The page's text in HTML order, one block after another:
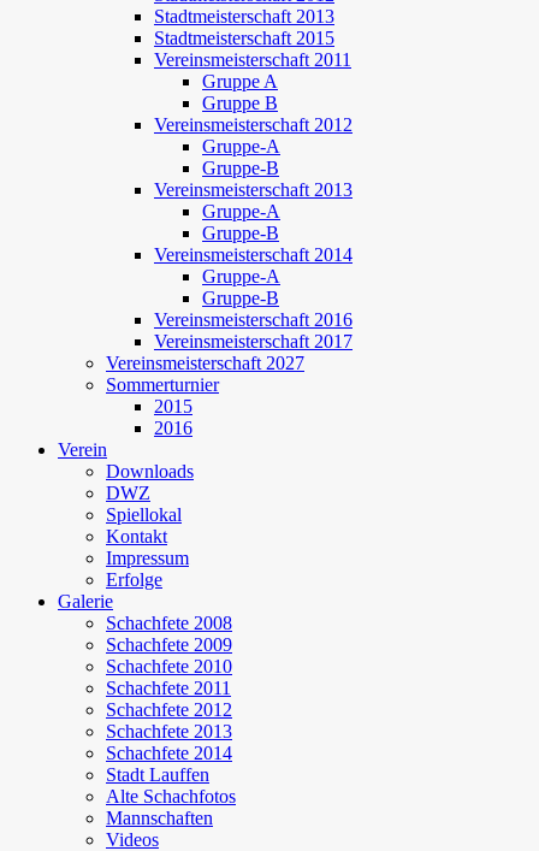
Stadtmeisterschaft 2013
Stadtmeisterschaft 2015
Vereinsmeisterschaft 2011
Gruppe A
Gruppe B
Vereinsmeisterschaft 2012
Gruppe-A
Gruppe-B
Vereinsmeisterschaft 2013
Gruppe-A
Gruppe-B
Vereinsmeisterschaft 2014
Gruppe-A
Gruppe-B
Vereinsmeisterschaft 2016
Vereinsmeisterschaft 2017
Vereinsmeisterschaft 2027
Sommerturnier
2015
2016
Verein
Downloads
DWZ
Spiellokal
Kontakt
Impressum
Erfolge
Galerie
Schachfete 2008
Schachfete 2009
Schachfete 2010
Schachfete 2011
Schachfete 2012
Schachfete 2013
Schachfete 2014
Stadt Lauffen
Alte Schachfotos
Mannschaften
Videos